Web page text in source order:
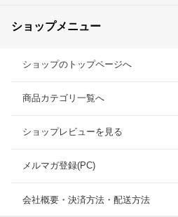
ショップメニュー
ショップのトップページへ
商品カテゴリ一覧へ
ショップレビューを見る
メルマガ登録(PC)
会社概要・決済方法・配送方法